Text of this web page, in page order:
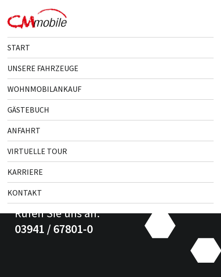
START
UNSERE FAHR­ZEUGE
WOHNMOBILANKAUF
GÄSTEBUCH
ANFAHRT
VIRTUELLE TOUR
KARRIERE
KONTAKT
total Nette Beratung
sehr freundlich
total Nette Beratung sehr freundlich
Rufen Sie uns an:
03941 / 67801-0